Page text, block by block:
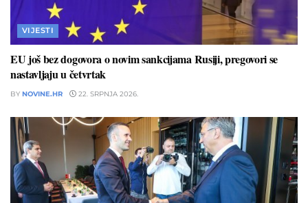
VIJESTI
EU još bez dogovora o novim sankcijama Rusiji, pregovori se
nastavljaju u četvrtak
BY NOVINE.HR 22. SRPNJA 2026.